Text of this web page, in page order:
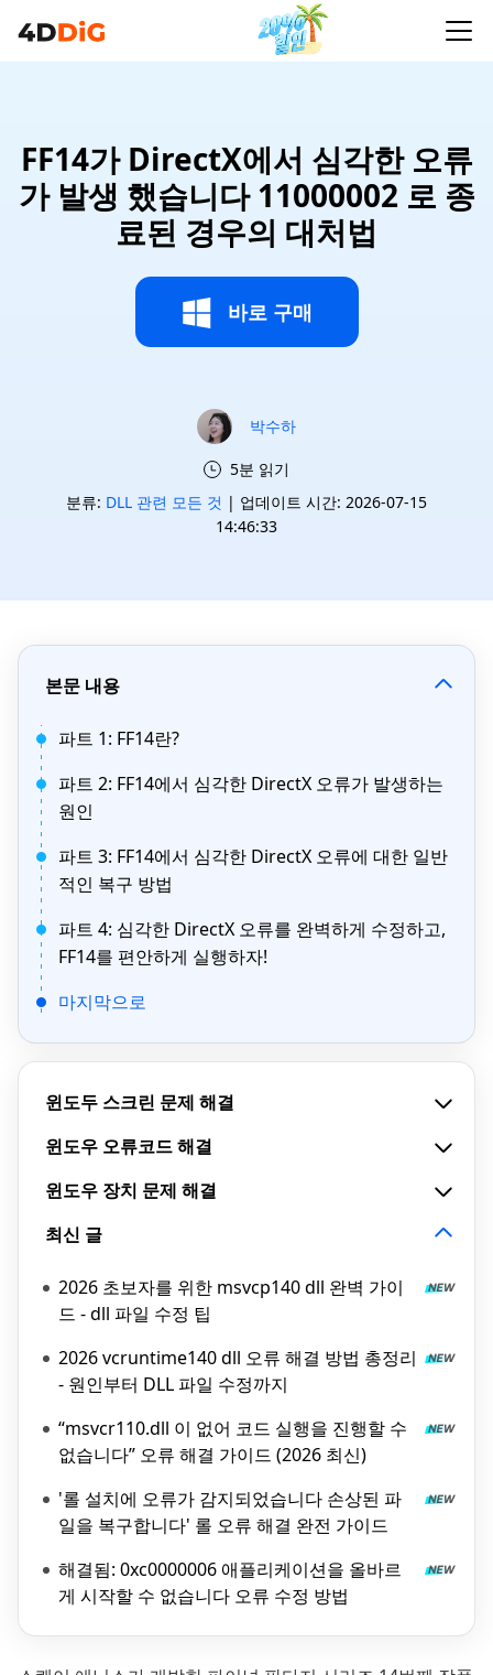
FF14가 DirectX에서 심각한 오류
가 발생 했습니다 11000002 로 종
료된 경우의 대처법
바로 구매
박수하
5분 읽기
분류: DLL 관련 모든 것 | 업데이트 시간: 2026-07-15
14:46:33
본문 내용
파트 1: FF14란?
파트 2: FF14에서 심각한 DirectX 오류가 발생하는
원인
파트 3: FF14에서 심각한 DirectX 오류에 대한 일반
적인 복구 방법
파트 4: 심각한 DirectX 오류를 완벽하게 수정하고,
FF14를 편안하게 실행하자!
마지막으로
윈도두 스크린 문제 해결
윈도우 오류코드 해결
윈도우 장치 문제 해결
최신 글
2026 초보자를 위한 msvcp140 dll 완벽 가이
드 - dll 파일 수정 팁
2026 vcruntime140 dll 오류 해결 방법 총정리
- 원인부터 DLL 파일 수정까지
“msvcr110.dll 이 없어 코드 실행을 진행할 수
없습니다” 오류 해결 가이드 (2026 최신)
'롤 설치에 오류가 감지되었습니다 손상된 파
일을 복구합니다' 롤 오류 해결 완전 가이드
해결됨: 0xc0000006 애플리케이션을 올바르
게 시작할 수 없습니다 오류 수정 방법